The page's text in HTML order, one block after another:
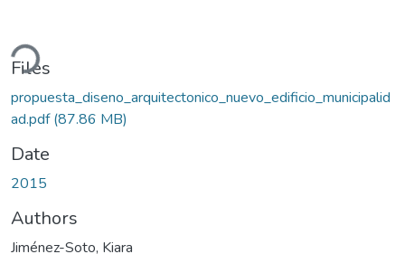
Files
propuesta_diseno_arquitectonico_nuevo_edificio_municipalid
ad.pdf(87.86 MB)
Date
2015
Authors
Jiménez-Soto, Kiara